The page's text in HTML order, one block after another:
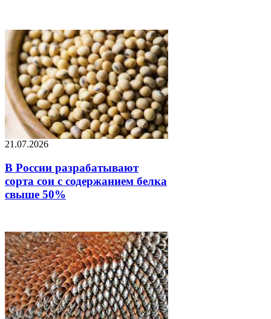
21.07.2026
В России разрабатывают
сорта сои с содержанием белка
свыше 50%